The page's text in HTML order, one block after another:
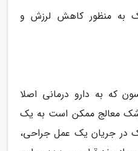
به منظور کاهش لرزش و
که به دارو درمانی اصلا
معالج ممکن است به یک
در جریان یک عمل جراحی،